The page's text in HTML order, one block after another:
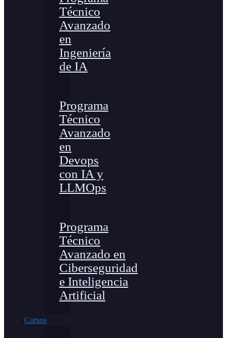
Técnico
Avanzado
en
Ingeniería
de IA
Programa
Técnico
Avanzado
en
Devops
con IA y
LLMOps
Programa
Técnico
Avanzado en
Ciberseguridad
e Inteligencia
Artificial
Cursos